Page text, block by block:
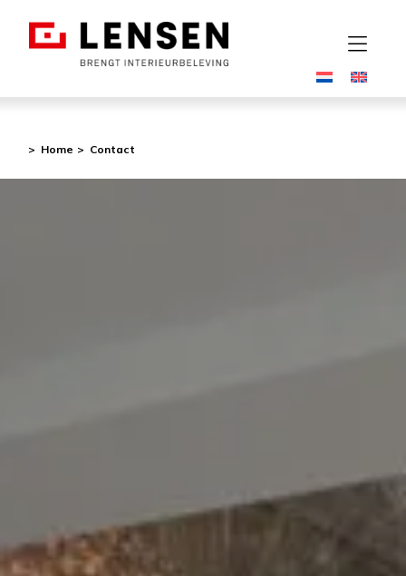
Home Contact